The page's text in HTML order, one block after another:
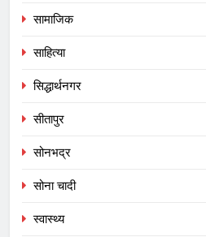
सामाजिक
साहित्या
सिद्धार्थनगर
सीतापुर
सोनभद्र
सोना चादी
स्वास्थ्य